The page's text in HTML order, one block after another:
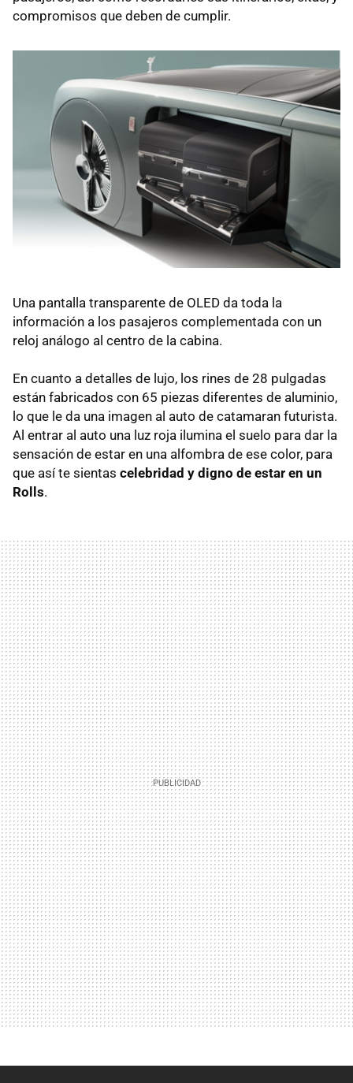
compromisos que deben de cumplir.
Una pantalla transparente de OLED da toda la
información a los pasajeros complementada con un
reloj análogo al centro de la cabina.
En cuanto a detalles de lujo, los rines de 28 pulgadas
están fabricados con 65 piezas diferentes de aluminio,
lo que le da una imagen al auto de catamaran futurista.
Al entrar al auto una luz roja ilumina el suelo para dar la
sensación de estar en una alfombra de ese color, para
que así te sientas celebridad y digno de estar en un
Rolls.